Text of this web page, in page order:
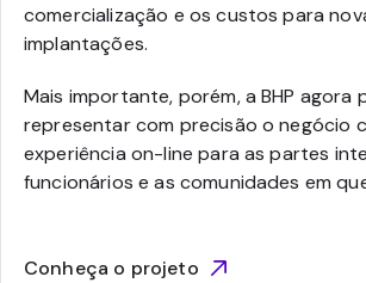
comercialização e os custos para
implantações.
Mais importante, porém, a BHP agora
representar com precisão o negócio
experiência on-line para as partes
funcionários e as comunidades em
Conheça o projeto